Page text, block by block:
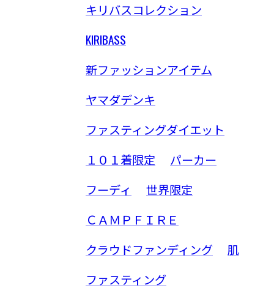
キリバスコレクション
KIRIBASS
新ファッションアイテム
ヤマダデンキ
ファスティングダイエット
１０１着限定
パーカー
フーディ
世界限定
ＣＡＭＰＦＩＲＥ
クラウドファンディング
肌
ファスティング